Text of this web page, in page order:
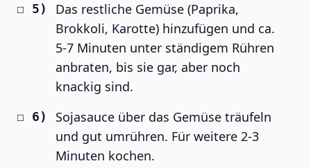
Das restliche Gemüse (Paprika,
Brokkoli, Karotte) hinzufügen und ca.
5-7 Minuten unter ständigem Rühren
anbraten, bis sie gar, aber noch
knackig sind.
Sojasauce über das Gemüse träufeln
und gut umrühren. Für weitere 2-3
Minuten kochen.